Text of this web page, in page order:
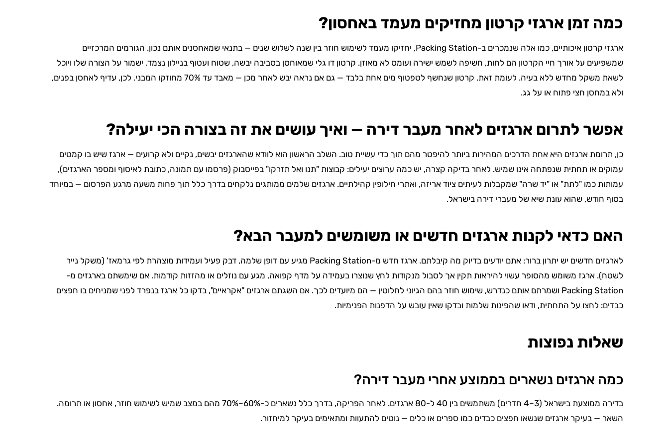
כמה זמן ארגזי קרטון מחזיקים מעמד באחסון?
ארגזי קרטון איכותיים, כמו אלה שנמכרים ב-Packing Station, יחזיקו מעמד לשימוש חוזר בין שנה לשלוש שנים — בתנאי שמאחסנים אותם נכון. הגורמים המרכזיים
שמשפיעים על אורך חיי הקרטון הם לחות, חשיפה לשמש ישירה ועומס לא מאוזן. קרטון דו גלי שמאוחסן בסביבה יבשה, שטוח ועטוף בניילון נצמד, ישמור על הצורה שלו ויוכל
לשאת משקל מחדש ללא בעיה. לעומת זאת, קרטון שנחשף לטפטוף מים אחת בלבד — גם אם נראה יבש לאחר מכן — מאבד עד 70% מחוזקו המבני. לכן, עדיף לאחסן בפנים,
ולא במחסן חצי פתוח או על גג.
אפשר לתרום ארגזים לאחר מעבר דירה — ואיך עושים את זה בצורה הכי יעילה?
כן, תרומת ארגזים היא אחת הדרכים המהירות ביותר להיפטר מהם תוך כדי עשיית טוב. השלב הראשון הוא לוודא שהארגזים יבשים, נקיים ולא קרועים — ארגז שיש בו קמטים
עמוקים או תחתית שנפתחה אינו שמיש. לאחר בדיקה קצרה, יש כמה ערוצים יעילים: קבוצות "תנו ואל תזרקו" בפייסבוק (פרסמו עם תמונה, כתובת לאיסוף ומספר הארגזים),
עמותות כמו "לתת" או "יד שרה" שמקבלות לעיתים ציוד אריזה, ואתרי חילופין קהילתיים. ארגזים שלמים ממותגים נלקחים בדרך כלל תוך פחות משעה מרגע הפרסום — במיוחד
בסוף חודש, שהוא עונת שיא של מעברי דירה בישראל.
האם כדאי לקנות ארגזים חדשים או משומשים למעבר הבא?
לארגזים חדשים יש יתרון ברור: אתם יודעים בדיוק מה קיבלתם. ארגז חדש מ-Packing Station מגיע עם דופן שלמה, דבק פעיל ועמידות מוצהרת לפי גרמאז' (משקל נייר
לשטח). ארגז משומש מהסופר עשוי להיראות תקין אך לסבול מנקודות לחץ שנוצרו בעמידה על מדף קפואה, מגע עם נוזלים או מהזזות קודמות. אם שימשתם בארגזים מ-
Packing Station ושמרתם אותם כנדרש, שימוש חוזר בהם הגיוני לחלוטין — הם מיועדים לכך. אם השגתם ארגזים "אקראיים", בדקו כל ארגז בנפרד לפני שמניחים בו חפצים
כבדים: לחצו על התחתית, ודאו שהפינות שלמות ובדקו שאין עובש על הדפנות הפנימיות.
שאלות נפוצות
כמה ארגזים נשארים בממוצע אחרי מעבר דירה?
בדירה ממוצעת בישראל (3–4 חדרים) משתמשים בין 40 ל-80 ארגזים. לאחר הפריקה, בדרך כלל נשארים כ-60%–70% מהם במצב שמיש לשימוש חוזר, אחסון או תרומה.
השאר — בעיקר ארגזים שנשאו חפצים כבדים כמו ספרים או כלים — נוטים להתעוות ומתאימים בעיקר למיחזור.